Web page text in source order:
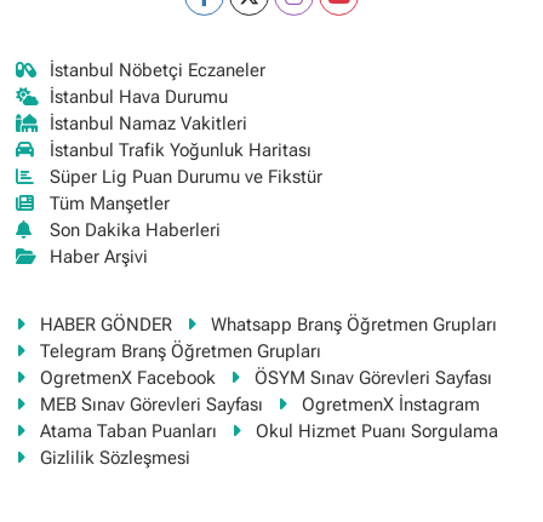
İstanbul Nöbetçi Eczaneler
İstanbul Hava Durumu
İstanbul Namaz Vakitleri
İstanbul Trafik Yoğunluk Haritası
Süper Lig Puan Durumu ve Fikstür
Tüm Manşetler
Son Dakika Haberleri
Haber Arşivi
HABER GÖNDER
Whatsapp Branş Öğretmen Grupları
Telegram Branş Öğretmen Grupları
OgretmenX Facebook
ÖSYM Sınav Görevleri Sayfası
MEB Sınav Görevleri Sayfası
OgretmenX İnstagram
Atama Taban Puanları
Okul Hizmet Puanı Sorgulama
Gizlilik Sözleşmesi